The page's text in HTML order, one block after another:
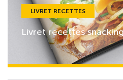
LIVRET RECETTES
Livret recettes